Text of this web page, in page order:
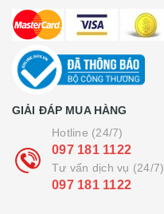
GIẢI ĐÁP MUA HÀNG
Hotline (24/7)
097 181 1122
Tư vấn dịch vụ (24/7)
097 181 1122